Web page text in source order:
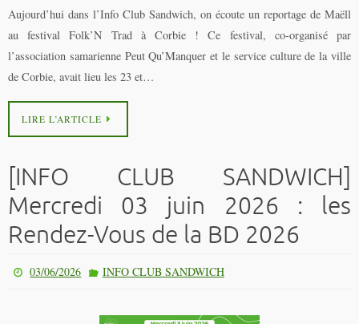
Aujourd’hui dans l’Info Club Sandwich, on écoute un reportage de Maëll
au festival Folk’N Trad à Corbie ! Ce festival, co-organisé par
l’association samarienne Peut Qu’Manquer et le service culture de la ville
de Corbie, avait lieu les 23 et…
LIRE L’ARTICLE
[INFO CLUB SANDWICH]
Mercredi 03 juin 2026 : les
Rendez-Vous de la BD 2026
03/06/2026 INFO CLUB SANDWICH